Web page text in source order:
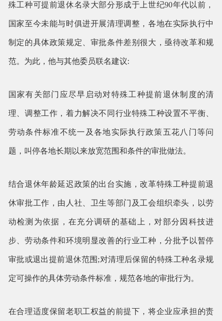
殊工种可提前退休名录大部分形成于上世纪90年代以前，
国家至今未能与时俱进开展清理调整，各地在实际执行中
制定的具体政策规定、审批条件差别很大，亟待改革和规
范。为此，他与其他委员联名建议:
国家有关部门应尽早启动对特殊工种提前退休制度的清
理、调整工作，着力解决不同行业特殊工种设置不平衡、
劳动条件标准不统一及各地实际执行政策五花八门等问
题，叫停各地长期以来放宽范围和条件的审批做法。
结合退休年龄延迟政策的出台实施，改革特殊工种提前退
休审批工作，由人社、卫生等部门及工会组织牵头，以劳
动检测为依据，在充分调研的基础上，对部分因科技进
步、劳动条件和环境明显改善的行业工种，分批予以暂停
审批或退出提前退休范围;对清理后保留的特殊工种名录规
定可操作的具体劳动条件标准，规范各地的审批行为。
在合理适度保留老职工权益的前提下，将企业应承担的责